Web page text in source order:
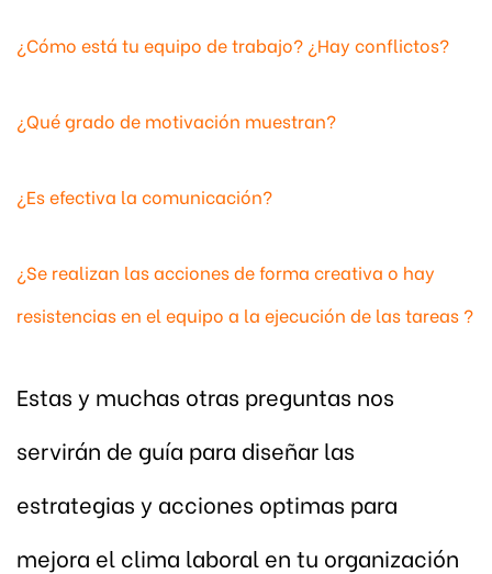
¿Cómo está tu equipo de trabajo? ¿Hay conflictos?
¿Qué grado de motivación muestran?
¿Es efectiva la comunicación?
¿Se realizan las acciones de forma creativa o hay
resistencias en el equipo a la ejecución de las tareas ?
Estas y muchas otras preguntas nos
servirán de guía para diseñar las
estrategias y acciones optimas para
mejora el clima laboral en tu organización